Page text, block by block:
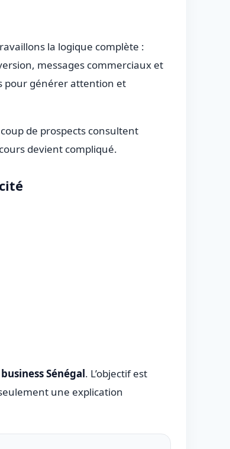
la logique complète :
messages commerciaux et
pour générer attention et
de prospects consultent
devient compliqué.
Sénégal. L’objectif est
une explication